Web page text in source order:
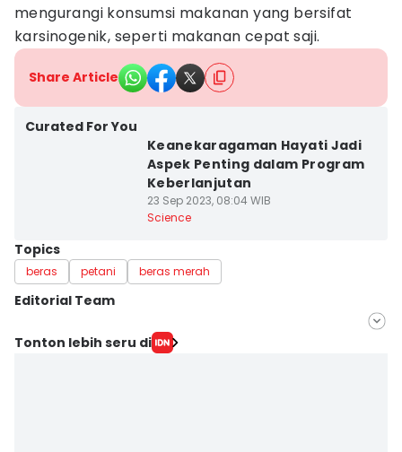
mengurangi konsumsi makanan yang bersifat
karsinogenik, seperti makanan cepat saji.
Share Article
Curated For You
Keanekaragaman Hayati Jadi
Aspek Penting dalam Program
Keberlanjutan
23 Sep 2023, 08:04 WIB
Science
Topics
beras petani beras merah
Editorial Team
Editor
Tonton lebih seru di